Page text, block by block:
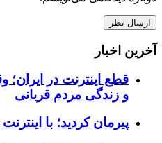
آخرین اخبار
قطع اینترنت در
و زندگی مردم قربانی
پیرمان کردید؛ با